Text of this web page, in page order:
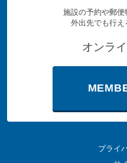
施設の予約や郵便
外出先でも行え
オンラ
プライ